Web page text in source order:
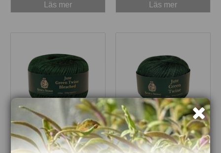
Läs mer Läs mer
Jutesnöre, grönt 150 m Jutesnöre, grönt 80 m